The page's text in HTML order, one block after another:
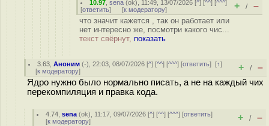
10.97 ,sena (ok), 11:49, 13/07/2026 [^] [^^] [^^^]
[ответить] [к модератору] + / –
что значит кажется , так он работает или
нет интересно же, посмотри какого чис...
текст свёрнут, показать
3.63 ,Аноним (-), 22:03, 08/07/2026 [^] [^^] [^^^] [ответить][↑]
[к модератору] + / –
Ядро нужно было нормально писать, а не на каждый чих
перекомпиляция и правка кода.
4.74 ,sena (ok), 11:17, 09/07/2026 [^] [^^] [^^^] [ответить]
[к модератору] + / –